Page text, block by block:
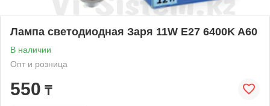
Лампа светодиодная Заря 11W E27 6400K A60
В наличии
Опт и розница
550 ₸